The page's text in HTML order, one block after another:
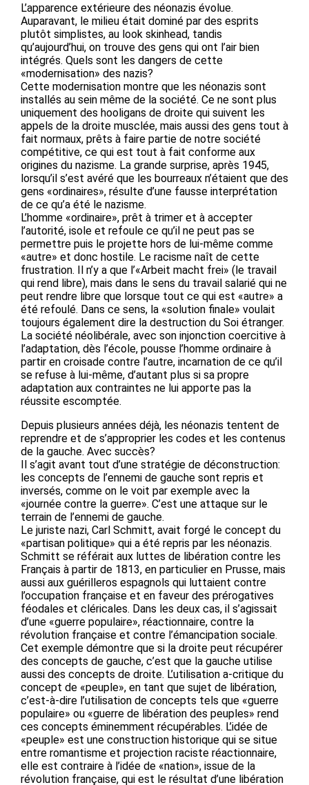
L’apparence extérieure des néonazis évolue.
Auparavant, le milieu était dominé par des esprits
plutôt simplistes, au look skinhead, tandis
qu’aujourd’hui, on trouve des gens qui ont l’air bien
intégrés. Quels sont les dangers de cette
«modernisation» des nazis?
Cette modernisation montre que les néonazis sont
installés au sein même de la société. Ce ne sont plus
uniquement des hooligans de droite qui suivent les
appels de la droite musclée, mais aussi des gens tout à
fait normaux, prêts à faire partie de notre société
compétitive, ce qui est tout à fait conforme aux
origines du nazisme. La grande surprise, après 1945,
lorsqu’il s’est avéré que les bourreaux n’étaient que des
gens «ordinaires», résulte d’une fausse interprétation
de ce qu’a été le nazisme.
L’homme «ordinaire», prêt à trimer et à accepter
l’autorité, isole et refoule ce qu’il ne peut pas se
permettre puis le projette hors de lui-même comme
«autre» et donc hostile. Le racisme naît de cette
frustration. Il n’y a que l’«Arbeit macht frei» (le travail
qui rend libre), mais dans le sens du travail salarié qui ne
peut rendre libre que lorsque tout ce qui est «autre» a
été refoulé. Dans ce sens, la «solution finale» voulait
toujours également dire la destruction du Soi étranger.
La société néolibérale, avec son injonction coercitive à
l’adaptation, dès l’école, pousse l’homme ordinaire à
partir en croisade contre l’autre, incarnation de ce qu’il
se refuse à lui-même, d’autant plus si sa propre
adaptation aux contraintes ne lui apporte pas la
réussite escomptée.
Depuis plusieurs années déjà, les néonazis tentent de
reprendre et de s’approprier les codes et les contenus
de la gauche. Avec succès?
Il s’agit avant tout d’une stratégie de déconstruction:
les concepts de l’ennemi de gauche sont repris et
inversés, comme on le voit par exemple avec la
«journée contre la guerre». C’est une attaque sur le
terrain de l’ennemi de gauche.
Le juriste nazi, Carl Schmitt, avait forgé le concept du
«partisan politique» qui a été repris par les néonazis.
Schmitt se référait aux luttes de libération contre les
Français à partir de 1813, en particulier en Prusse, mais
aussi aux guérilleros espagnols qui luttaient contre
l’occupation française et en faveur des prérogatives
féodales et cléricales. Dans les deux cas, il s’agissait
d’une «guerre populaire», réactionnaire, contre la
révolution française et contre l’émancipation sociale.
Cet exemple démontre que si la droite peut récupérer
des concepts de gauche, c’est que la gauche utilise
aussi des concepts de droite. L’utilisation a-critique du
concept de «peuple», en tant que sujet de libération,
c’est-à-dire l’utilisation de concepts tels que «guerre
populaire» ou «guerre de libération des peuples» rend
ces concepts éminemment récupérables. L’idée de
«peuple» est une construction historique qui se situe
entre romantisme et projection raciste réactionnaire,
elle est contraire à l’idée de «nation», issue de la
révolution française, qui est le résultat d’une libération